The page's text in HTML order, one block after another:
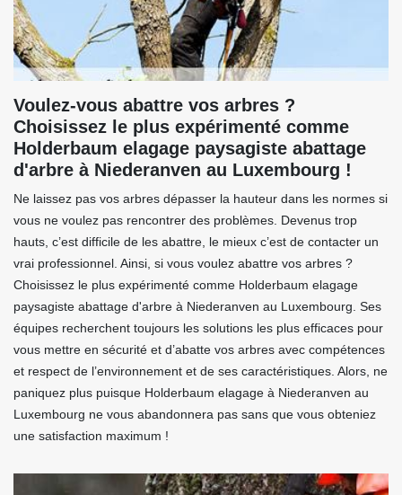
Voulez-vous abattre vos arbres ?
Choisissez le plus expérimenté comme
Holderbaum elagage paysagiste abattage
d'arbre à Niederanven au Luxembourg !
Ne laissez pas vos arbres dépasser la hauteur dans les normes si
vous ne voulez pas rencontrer des problèmes. Devenus trop
hauts, c’est difficile de les abattre, le mieux c’est de contacter un
vrai professionnel. Ainsi, si vous voulez abattre vos arbres ?
Choisissez le plus expérimenté comme Holderbaum elagage
paysagiste abattage d'arbre à Niederanven au Luxembourg. Ses
équipes recherchent toujours les solutions les plus efficaces pour
vous mettre en sécurité et d’abatte vos arbres avec compétences
et respect de l’environnement et de ses caractéristiques. Alors, ne
paniquez plus puisque Holderbaum elagage à Niederanven au
Luxembourg ne vous abandonnera pas sans que vous obteniez
une satisfaction maximum !